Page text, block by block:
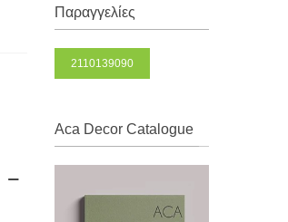
Παραγγελίες
2110139090
Aca Decor Catalogue